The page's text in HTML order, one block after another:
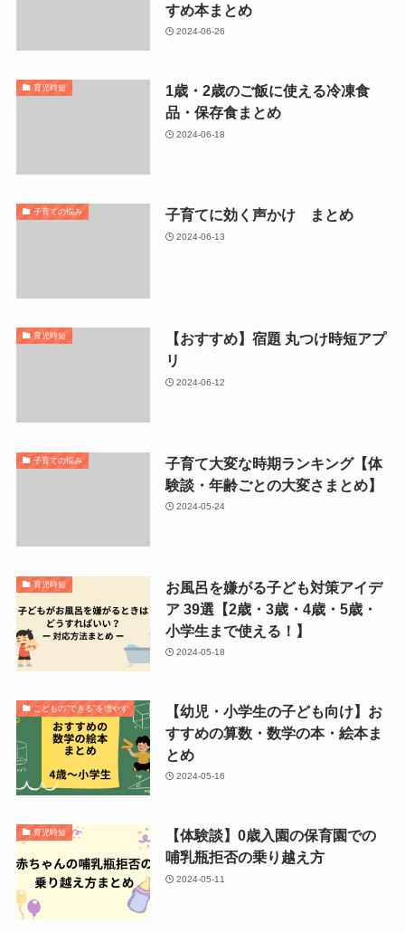
すめ本まとめ
2024-06-26
育児時短
1歳・2歳のご飯に使える冷凍食
品・保存食まとめ
2024-06-18
子育ての悩み 子育てに効く声かけ まとめ
2024-06-13
育児時短
【おすすめ】宿題 丸つけ時短アプ
リ
2024-06-12
子育ての悩み
子育て大変な時期ランキング【体
験談・年齢ごとの大変さまとめ】
2024-05-24
育児時短
お風呂を嫌がる子ども対策アイデ
ア 39選【2歳・3歳・4歳・5歳・
小学生まで使える！】
2024-05-18
こどもの“できる“を増やす
【幼児・小学生の子ども向け】お
すすめの算数・数学の本・絵本ま
とめ
2024-05-16
育児時短
【体験談】0歳入園の保育園での
哺乳瓶拒否の乗り越え方
2024-05-11